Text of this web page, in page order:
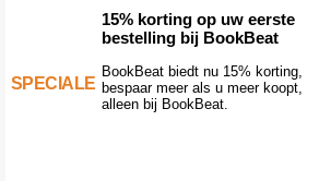
SPECIALE
15% korting op uw eerste
bestelling bij BookBeat
BookBeat biedt nu 15% korting,
bespaar meer als u meer koopt,
alleen bij BookBeat.